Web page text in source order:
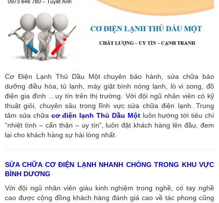
Cơ Điện Lạnh Thủ Dầu Một chuyên bảo hành, sửa chữa bảo
dưỡng điều hòa, tủ lạnh, máy giặt bình nóng lạnh, lò vi song, đồ
điện gia đình …uy tín trên thị trường. Với đội ngũ nhân viên có kỹ
thuật giỏi, chuyên sâu trong lĩnh vực sửa chữa điện lạnh. Trung
tâm sửa chữa cơ điện lạnh Thủ Dầu Mộtluôn hướng tới tiêu chí
“nhiệt tình – cẩn thận – uy tín”, luôn đặt khách hàng lên đầu, đem
lại cho khách hàng sự hài lòng nhất.
SỬA CHỮA CƠ ĐIỆN LẠNH NHANH CHÓNG TRONG KHU VỰC
BÌNH DƯƠNG
Với đội ngũ nhân viên giàu kinh nghiệm trong nghề, có tay nghề
cao được cộng đồng khách hàng đánh giá cao về tác phong cũng